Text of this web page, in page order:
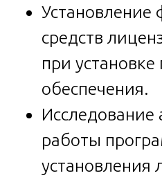
Установление
средств
при
обеспечения.
Исследование
работы
установления